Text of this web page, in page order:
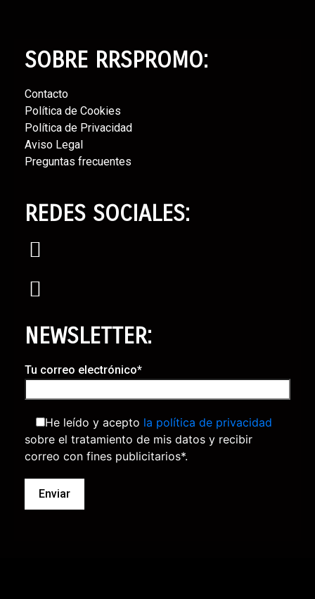
SOBRE RRSPROMO:
Contacto⁣
Política de Cookies⁣
Política de Privacidad⁣
Aviso Legal⁣
Preguntas frecuentes
REDES SOCIALES:
NEWSLETTER:
Tu correo electrónico*
He leído y acepto la política de privacidad
sobre el tratamiento de mis datos y recibir
correo con fines publicitarios*.